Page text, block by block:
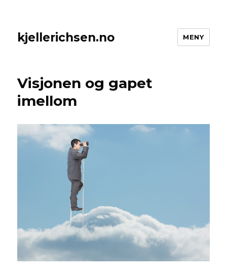
kjellerichsen.no MENY
Visjonen og gapet
imellom